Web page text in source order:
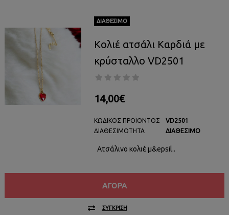
ΔΙΑΘΈΣΙΜΟ
Κολιέ ατσάλι Καρδιά με
κρύσταλλο VD2501
14,00€
ΚΩΔΙΚΌΣ ΠΡΟΪΌΝΤΟΣ
ΔΙΑΘΕΣΙΜΌΤΗΤΑ
VD2501
ΔΙΑΘΈΣΙΜΟ
Ατσάλινο κολιέ μ&epsil..
ΑΓΟΡΆ
ΣΎΓΚΡΙΣΗ